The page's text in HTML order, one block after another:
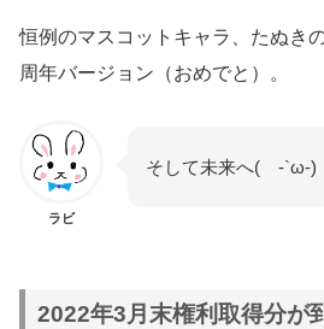
恒例のマスコットキャラ、たぬき
周年バージョン（おめでと）。
ラビ
そして未来へ( -`ω-)
2022年3月末権利取得分が